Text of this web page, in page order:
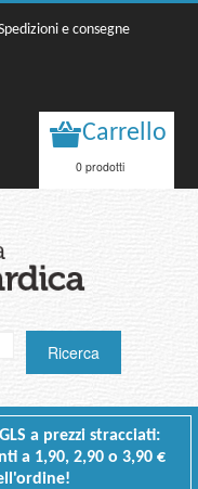
e consegne
Carrello
0 prodotti
a prezzi stracciati:
a 1,90, 2,90 o 3,90 €